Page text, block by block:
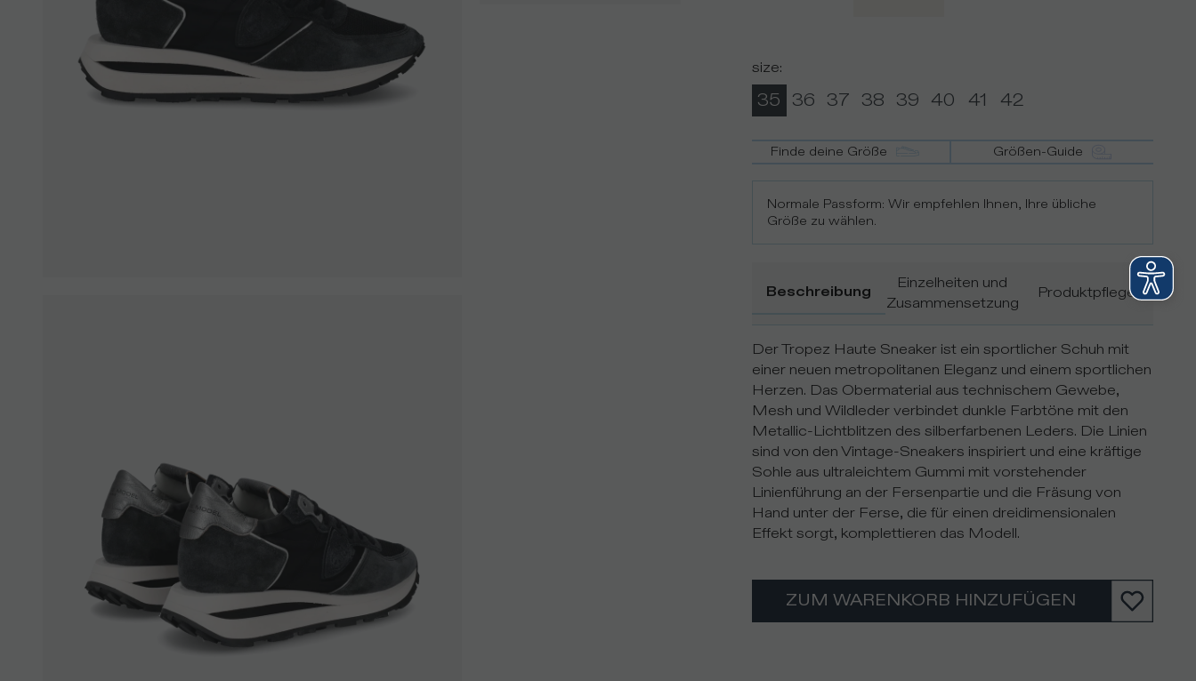
size:
35 36 37 38 39 40 41 42
Finde deine Größe Größen-Guide
Normale Passform: Wir empfehlen Ihnen, Ihre übliche
Größe zu wählen.
Beschreibung
Einzelheiten und
Zusammensetzung
Produktpflege
Der Tropez Haute Sneaker ist ein sportlicher Schuh mit
einer neuen metropolitanen Eleganz und einem sportlichen
Herzen. Das Obermaterial aus technischem Gewebe,
Mesh und Wildleder verbindet dunkle Farbtöne mit den
Metallic-Lichtblitzen des silberfarbenen Leders. Die Linien
sind von den Vintage-Sneakers inspiriert und eine kräftige
Sohle aus ultraleichtem Gummi mit vorstehender
Linienführung an der Fersenpartie und die Fräsung von
Hand unter der Ferse, die für einen dreidimensionalen
Effekt sorgt, komplettieren das Modell.
ZUM WARENKORB HINZUFÜGEN